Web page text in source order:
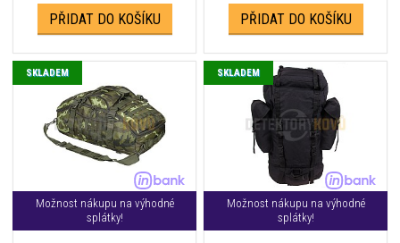
PŘIDAT DO KOŠÍKU PŘIDAT DO KOŠÍKU
Možnost nákupu na výhodné
splátky!
SKLADEM
Možnost nákupu na výhodné
splátky!
SKLADEM